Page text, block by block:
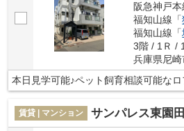
阪急神戸本
福知山線「
福知山線「
3階 / 1Ｒ /
兵庫県尼崎
本日見学可能♪ペット飼育相談可能な
賃貸 | マンション サンパレス東園